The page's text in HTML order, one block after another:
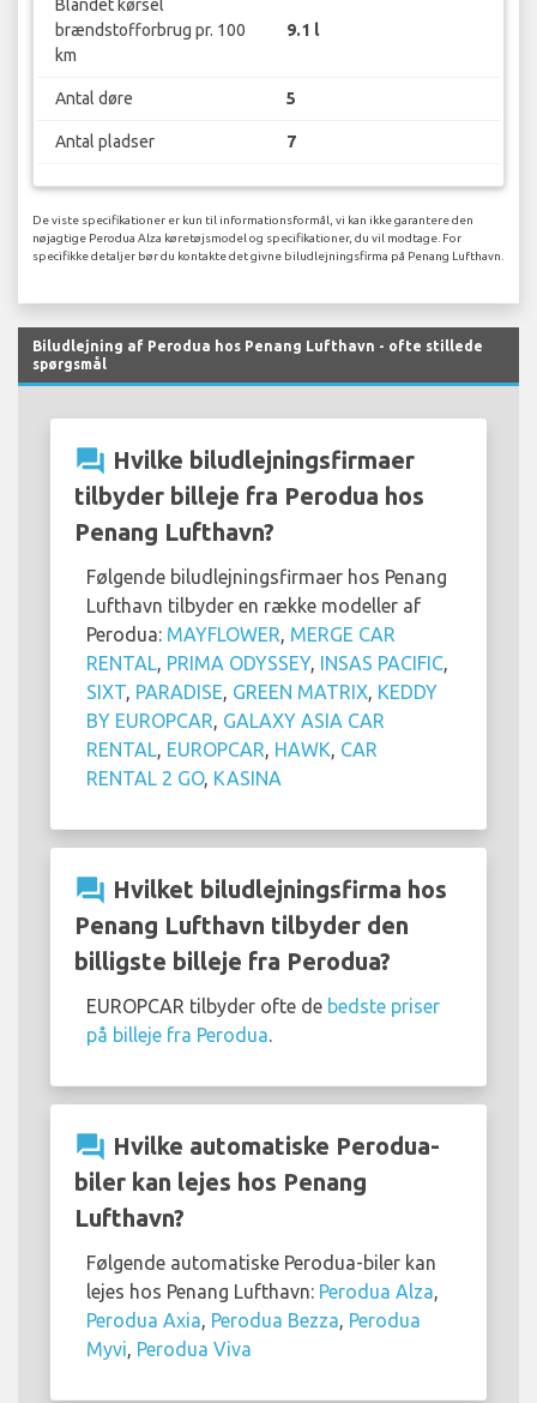
Blandet kørsel
brændstofforbrug pr. 100
km
9.1 l
Antal døre 5
Antal pladser 7
De viste specifikationer er kun til informationsformål, vi kan ikke garantere den
nøjagtige Perodua Alza køretøjsmodel og specifikationer, du vil modtage. For
specifikke detaljer bør du kontakte det givne biludlejningsfirma på Penang Lufthavn.
Biludlejning af Perodua hos Penang Lufthavn - ofte stillede
spørgsmål
question_answer Hvilke biludlejningsfirmaer
tilbyder billeje fra Perodua hos
Penang Lufthavn?
Følgende biludlejningsfirmaer hos Penang
Lufthavn tilbyder en række modeller af
Perodua: MAYFLOWER MERGE CAR
RENTAL
PRIMA ODYSSEY, INSAS PACIFIC
SIXT PARADISE GREEN MATRIX KEDDY
BY EUROPCAR GALAXY ASIA CAR
RENTAL
EUROPCAR HAWK CAR
RENTAL 2 GO, KASINA
question_answer Hvilket biludlejningsfirma hos
Penang Lufthavn tilbyder den
billigste billeje fra Perodua?
EUROPCAR tilbyder ofte de bedste priser
på billeje fra Perodua
question_answer Hvilke automatiske Perodua-
biler kan lejes hos Penang
Lufthavn?
Følgende automatiske Perodua-biler kan
lejes hos Penang Lufthavn: Perodua Alza
Perodua Axia Perodua Bezza Perodua
Myvi Perodua Viva